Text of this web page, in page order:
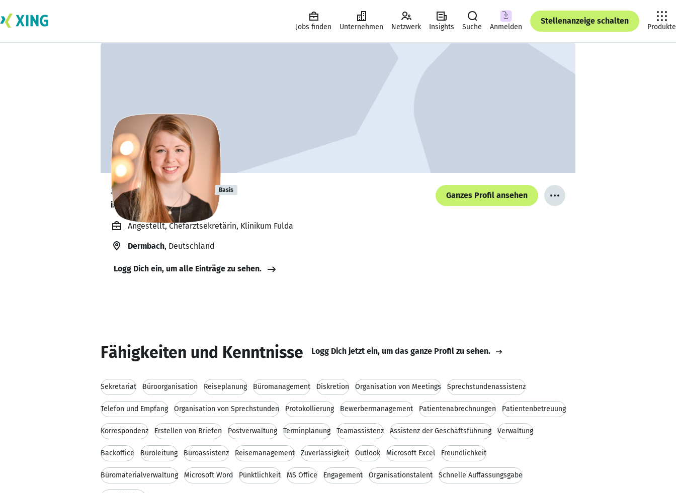
Jobs finden Unternehmen Netzwerk Insights Suche Anmelden
Stellenanzeige schalten
Produkte
Stephanie Danz Basis
ist offen für Projekte. 🔎
Ganzes Profil ansehen
Angestellt, Chefarztsekretärin, Klinikum Fulda
Dermbach, Deutschland
Logg Dich ein, um alle Einträge zu sehen.
Fähigkeiten und Kenntnisse Logg Dich jetzt ein, um das ganze Profil zu sehen.
Sekretariat Büroorganisation Reiseplanung Büromanagement Diskretion Organisation von Meetings Sprechstundenassistenz
Telefon und Empfang Organisation von Sprechstunden Protokollierung Bewerbermanagement Patientenabrechnungen Patientenbetreuung
Korrespondenz Erstellen von Briefen Postverwaltung Terminplanung Teamassistenz Assistenz der Geschäftsführung Verwaltung
Backoffice Büroleitung Büroassistenz Reisemanagement Zuverlässigkeit Outlook Microsoft Excel Freundlichkeit
Büromaterialverwaltung Microsoft Word Pünktlichkeit MS Office Engagement Organisationstalent Schnelle Auffassungsgabe